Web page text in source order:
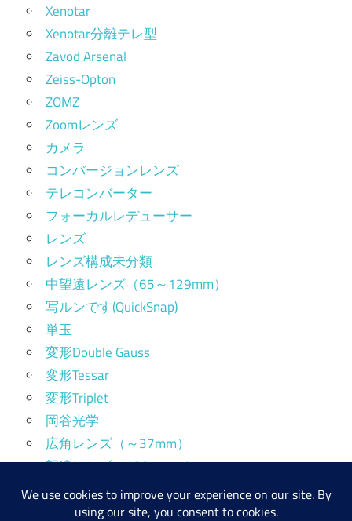
Xenotar
Xenotar分離テレ型
Zavod Arsenal
Zeiss-Opton
ZOMZ
Zoomレンズ
カメラ
コンバージョンレンズ
テレコンバーター
フォーカルレデューサー
レンズ
レンズ構成未分類
中望遠レンズ（65～129mm）
写ルンです(QuickSnap)
単玉
変形Double Gauss
変形Tessar
変形Triplet
岡谷光学
広角レンズ（～37mm）
望遠レンズ（130mm～）
標準レンズ（38～64mm）
産業用レンズ